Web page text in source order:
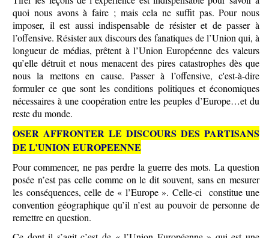
quoi nous avons à faire ; mais cela ne suffit pas. Pour nous
imposer, il est aussi indispensable de résister et de passer à
l’offensive. Résister aux discours des fanatiques de l’Union qui, à
longueur de médias, prêtent à l’Union Européenne des valeurs
qu’elle détruit et nous menacent des pires catastrophes dès que
nous la mettons en cause. Passer à l’offensive, c'est-à-dire
formuler ce que sont les conditions politiques et économiques
nécessaires à une coopération entre les peuples d’Europe…et du
reste du monde.
OSER AFFRONTER LE DISCOURS DES PARTISANS
DE L’UNION EUROPEENNE
Pour commencer, ne pas perdre la guerre des mots. La question
posée n’est pas celle comme on le dit souvent, sans en mesurer
les conséquences, celle de « l’Europe ». Celle-ci constitue une
convention géographique qu’il n’est au pouvoir de personne de
remettre en question.